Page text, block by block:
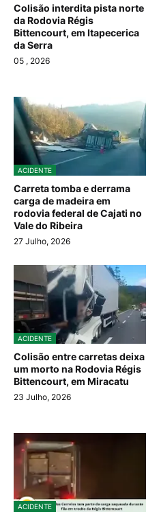
Colisão interdita pista norte
da Rodovia Régis
Bittencourt, em Itapecerica
da Serra
05 , 2026
ACIDENTE
Carreta tomba e derrama
carga de madeira em
rodovia federal de Cajati no
Vale do Ribeira
27 Julho, 2026
ACIDENTE
Colisão entre carretas deixa
um morto na Rodovia Régis
Bittencourt, em Miracatu
23 Julho, 2026
ACIDENTE